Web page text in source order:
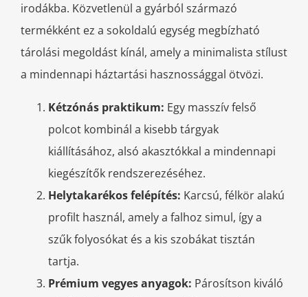
irodákba. Közvetlenül a gyárból származó
termékként ez a sokoldalú egység megbízható
tárolási megoldást kínál, amely a minimalista stílust
a mindennapi háztartási hasznossággal ötvözi.
Kétzónás praktikum: Egy masszív felső
polcot kombinál a kisebb tárgyak
kiállításához, alsó akasztókkal a mindennapi
kiegészítők rendszerezéséhez.
Helytakarékos felépítés: Karcsú, félkör alakú
profilt használ, amely a falhoz simul, így a
szűk folyosókat és a kis szobákat tisztán
tartja.
Prémium vegyes anyagok: Párosítson kiváló